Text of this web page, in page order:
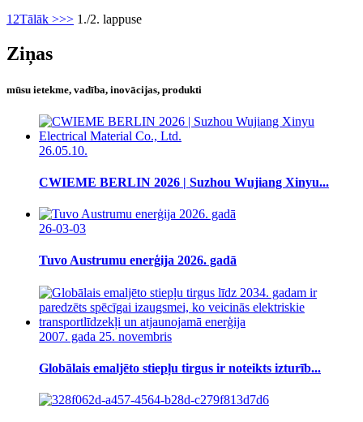
12Tālāk >>> 1./2. lappuse
Ziņas
mūsu ietekme, vadība, inovācijas, produkti
26.05.10.
CWIEME BERLIN 2026 | Suzhou Wujiang Xinyu...
26-03-03
Tuvo Austrumu enerģija 2026. gadā
2007. gada 25. novembris
Globālais emaljēto stiepļu tirgus ir noteikts izturīb...